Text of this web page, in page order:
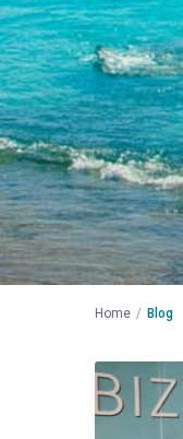
Home Blog